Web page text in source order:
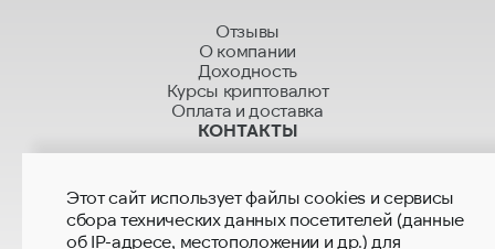
Отзывы
О компании
Доходность
Курсы криптовалют
Оплата и доставка
КОНТАКТЫ
+7 915 280 02 02
hashrate.sales@mail.ru
hashrate.global@gmail.com
Этот сайт использует файлы cookies и сервисы
сбора технических данных посетителей (данные
об IP-адресе, местоположении и др.) для